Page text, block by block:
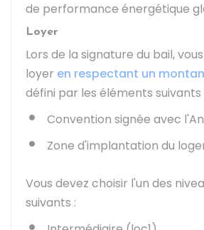
de performance énergétique
Loyer
Lors de la signature du bail,
loyer en respectant un
défini par les éléments suivants
Convention signée avec l'
Zone d'implantation du
Vous devez choisir l'un des
suivants :